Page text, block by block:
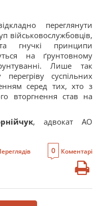
переглянути
військовослужбовців,
гнучкі принципи
на ґрунтовному
Лише так
суспільних
серед тих, хто з
вторгнення став на
, адвокат АО
0 Коментарі